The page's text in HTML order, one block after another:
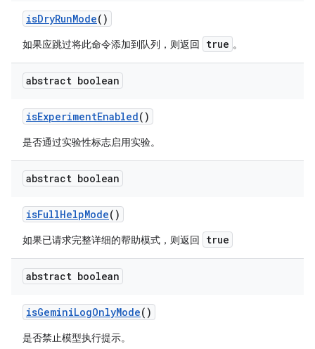
isDryRunMode()
如果应跳过将此命令添加到队列，则返回 true 。
abstract boolean
isExperimentEnabled()
是否通过实验性标志启用实验。
abstract boolean
isFullHelpMode()
如果已请求完整详细的帮助模式，则返回 true
abstract boolean
isGeminiLogOnlyMode()
是否禁止模型执行提示。